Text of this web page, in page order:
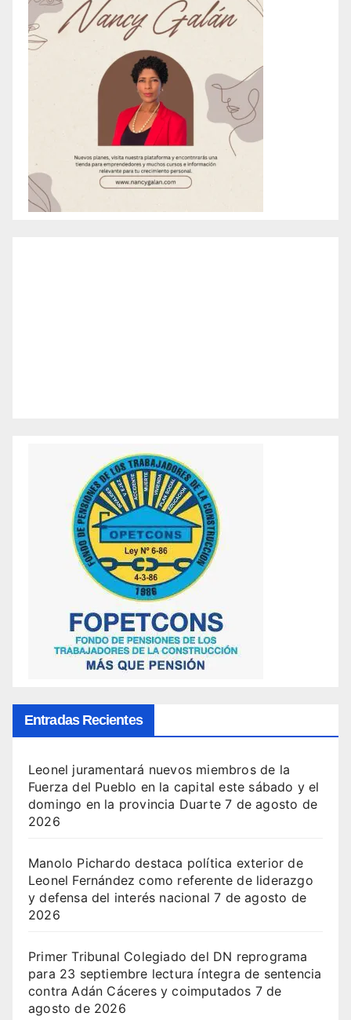
Entradas Recientes
Leonel juramentará nuevos miembros de la
Fuerza del Pueblo en la capital este sábado y el
domingo en la provincia Duarte 7 de agosto de
2026
Manolo Pichardo destaca política exterior de
Leonel Fernández como referente de liderazgo
y defensa del interés nacional 7 de agosto de
2026
Primer Tribunal Colegiado del DN reprograma
para 23 septiembre lectura íntegra de sentencia
contra Adán Cáceres y coimputados 7 de
agosto de 2026